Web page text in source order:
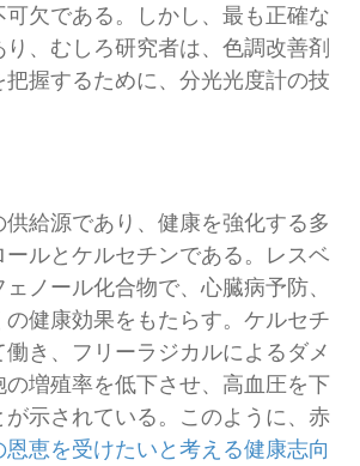
欠である。しかし、最も正確な
り、むしろ研究者は、色調改善剤
握するために、分光光度計の技
給源であり、健康を強化する多
ルとケルセチンである。レスベ
ノール化合物で、心臓病予防、
健康効果をもたらす。ケルセチ
き、フリーラジカルによるダメ
増殖率を低下させ、高血圧を下
示されている。このように、赤
恵を受けたいと考える健康志向